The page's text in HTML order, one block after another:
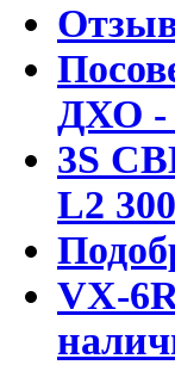
ДХО -
3S
L2
VX-